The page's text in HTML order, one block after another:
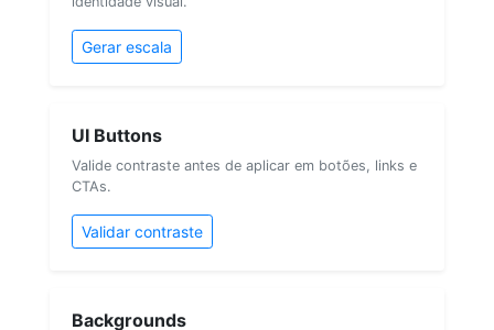
Gerar escala
UI Buttons
Valide contraste antes de aplicar em botões, links e
CTAs.
Validar contraste
Backgrounds